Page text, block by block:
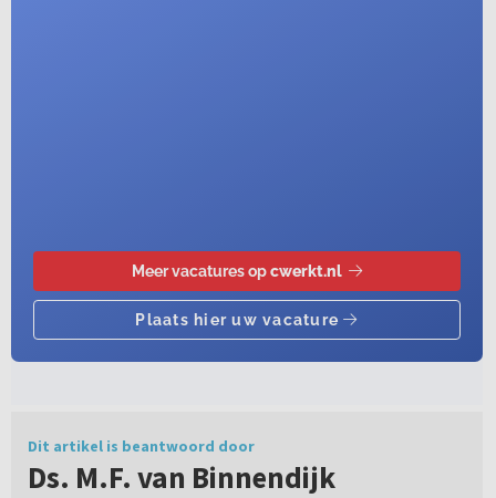
Dit artikel is beantwoord door
Ds. M.F. van Binnendijk